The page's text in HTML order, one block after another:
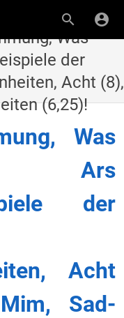
Was
der
Acht (8),
(6,25)!
Was
Ars
der
Acht
Sad-